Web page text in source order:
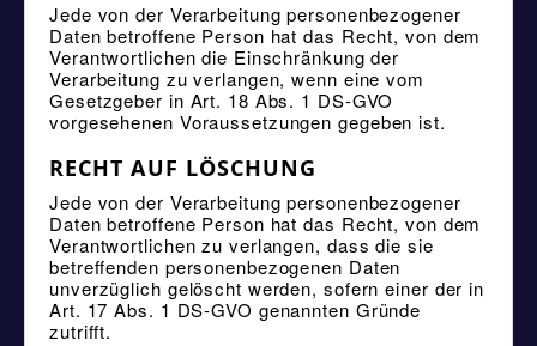
Jede von der Verarbeitung personenbezogener
Daten betroffene Person hat das Recht, von dem
Verantwortlichen die Einschränkung der
Verarbeitung zu verlangen, wenn eine vom
Gesetzgeber in Art. 18 Abs. 1 DS-GVO
vorgesehenen Voraussetzungen gegeben ist.
RECHT AUF LÖSCHUNG
Jede von der Verarbeitung personenbezogener
Daten betroffene Person hat das Recht, von dem
Verantwortlichen zu verlangen, dass die sie
betreffenden personenbezogenen Daten
unverzüglich gelöscht werden, sofern einer der in
Art. 17 Abs. 1 DS-GVO genannten Gründe
zutrifft.